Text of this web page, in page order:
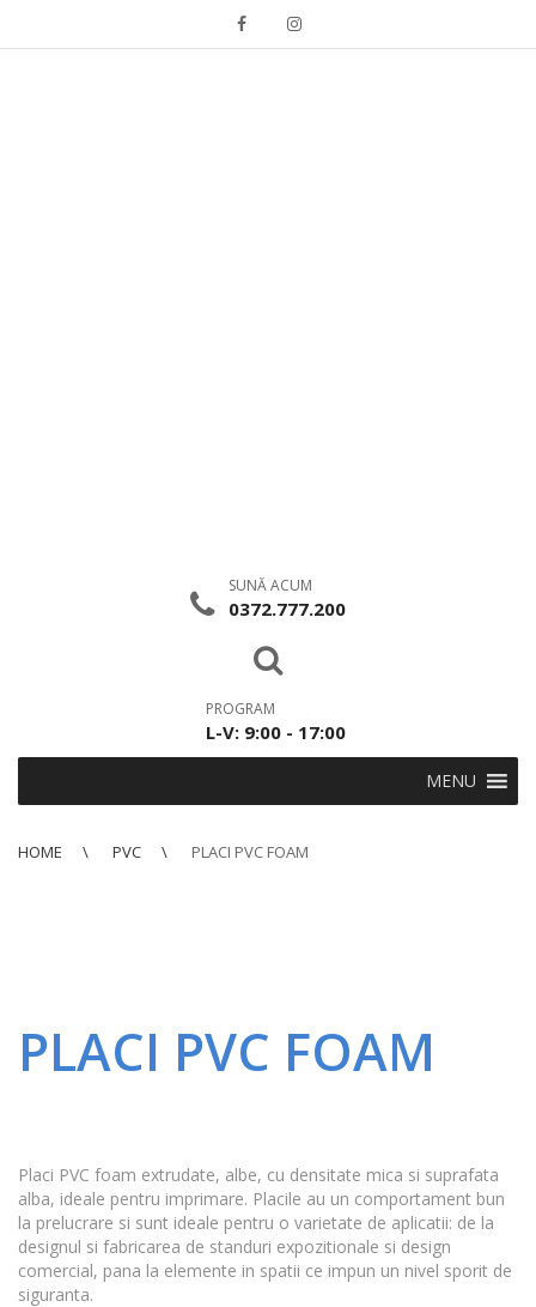
SUNĂ ACUM
0372.777.200
PROGRAM
L-V: 9:00 - 17:00
MENU
HOME PVC PLACI PVC FOAM
PLACI PVC FOAM
Placi PVC foam extrudate, albe, cu densitate mica si suprafata
alba, ideale pentru imprimare. Placile au un comportament bun
la prelucrare si sunt ideale pentru o varietate de aplicatii: de la
designul si fabricarea de standuri expozitionale si design
comercial, pana la elemente in spatii ce impun un nivel sporit de
siguranta.